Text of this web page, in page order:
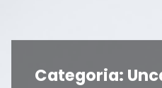
Categoria: